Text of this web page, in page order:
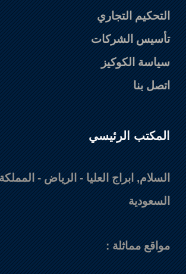
التحكيم التجاري
تأسيس الشركات
سياسة الكوكيز
اتصل بنا
المكتب الرئيسي
السلام, ابراج العليا - الرياض -
السعودية
مواقع مماثلة :